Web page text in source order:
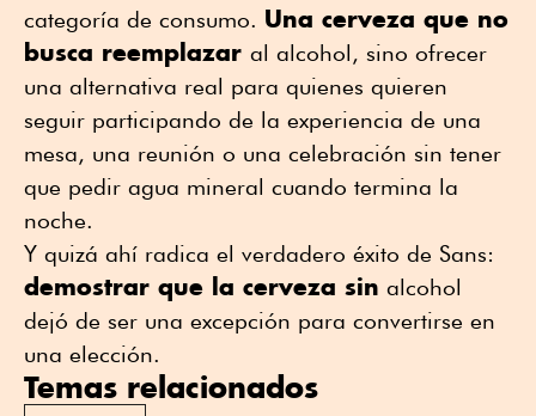
categoría de consumo. Una cerveza que no
busca reemplazar al alcohol, sino ofrecer
una alternativa real para quienes quieren
seguir participando de la experiencia de una
mesa, una reunión o una celebración sin tener
que pedir agua mineral cuando termina la
noche.
Y quizá ahí radica el verdadero éxito de Sans:
demostrar que la cerveza sin alcohol
dejó de ser una excepción para convertirse en
una elección.
Temas relacionados